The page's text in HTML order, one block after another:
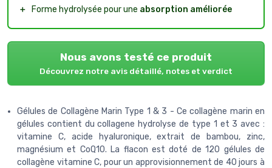
＋
Forme hydrolysée pour une absorption améliorée
Nous avons testé ce produit
Découvrez notre avis détaillé, notes et verdict
Gélules de Collagène Marin Type 1 & 3 - Ce collagène marin en
gélules contient du collagene hydrolyse de type 1 et 3 avec :
vitamine C, acide hyaluronique, extrait de bambou, zinc,
magnésium et CoQ10. La flacon est doté de 120 gélules de
collagène vitamine C, pour un approvisionnement de 40 jours à